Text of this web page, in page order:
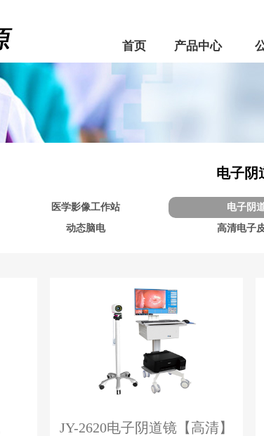
首页 产品中心
电子阴
医学影像工作站 电子阴
动态脑电 高清电子
JY-2620电子阴道镜【高清】